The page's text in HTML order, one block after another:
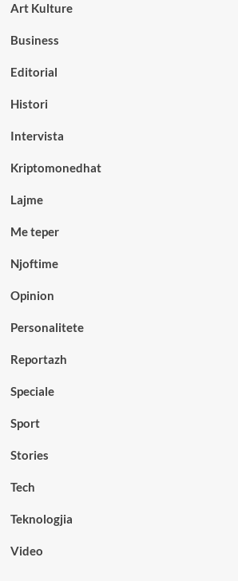
Art Kulture
Business
Editorial
Histori
Intervista
Kriptomonedhat
Lajme
Me teper
Njoftime
Opinion
Personalitete
Reportazh
Speciale
Sport
Stories
Tech
Teknologjia
Video